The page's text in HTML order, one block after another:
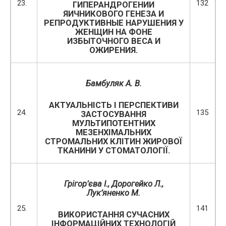
23.
ГИПЕРАНДРОГЕНИИ
ЯИЧНИКОВОГО ГЕНЕЗА И
РЕПРОДУКТИВНЫЕ НАРУШЕНИЯ У
ЖЕНЩИН НА ФОНЕ
ИЗБЫТОЧНОГО ВЕСА И
ОЖИРЕНИЯ.
132
24.
Бамбуляк А. В.
АКТУАЛЬНІСТЬ І ПЕРСПЕКТИВИ
ЗАСТОСУВАННЯ
МУЛЬТИПОТЕНТНИХ
МЕЗЕНХІМАЛЬНИХ
СТРОМАЛЬНИХ КЛІТИН ЖИРОВОЇ
ТКАНИНИ У СТОМАТОЛОГІЇ.
135
25.
Грігор’єва І., Дорогейко Л.,
Лук’яненко М.
ВИКОРИСТАННЯ СУЧАСНИХ
ІНФОРМАЦІЙНИХ ТЕХНОЛОГІЙ
141